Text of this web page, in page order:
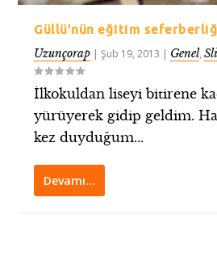
Güllü'nün eğitim
Uzunçorap |Şub 19, 2013 Genel,
İlkokuldan liseyi bitirene
yürüyerek gidip geldim.
kez duyduğum...
Devamı…